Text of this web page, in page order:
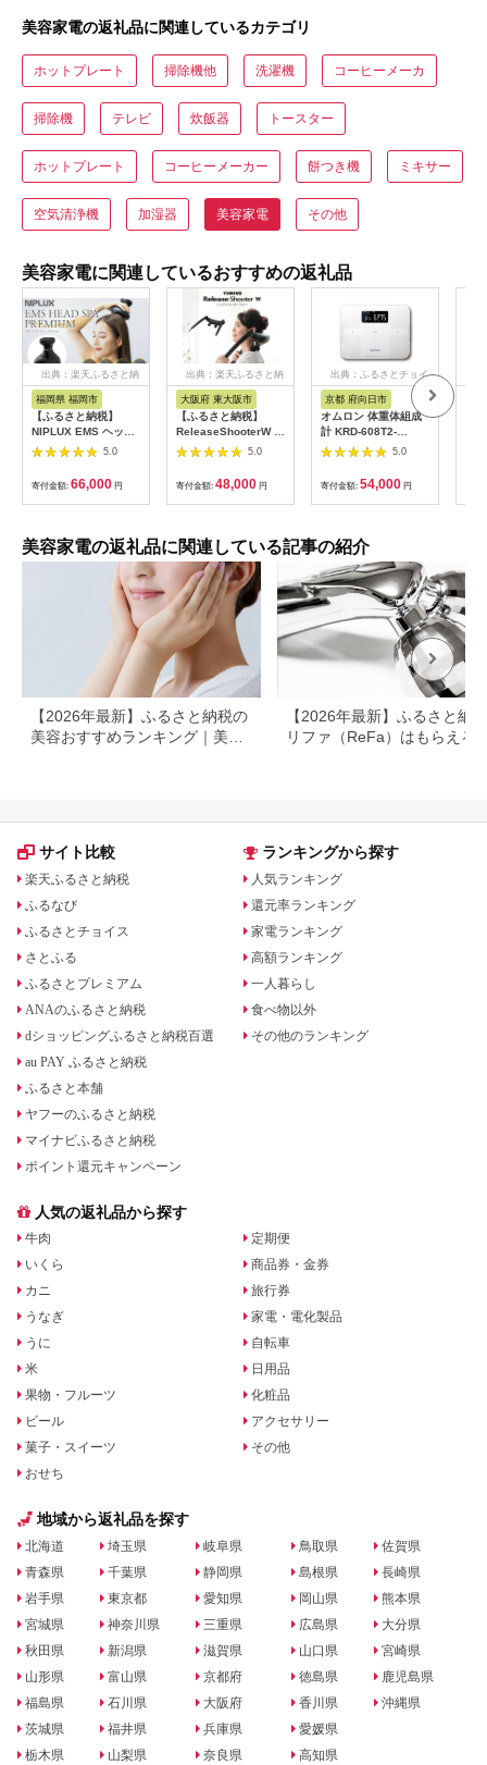
美容家電の返礼品に関連しているカテゴリ
ホットプレート 掃除機他 洗濯機 コーヒーメーカ
掃除機 テレビ 炊飯器 トースター
ホットプレート コーヒーメーカー 餅つき機 ミキサー
空気清浄機 加湿器 美容家電 その他
美容家電に関連しているおすすめの返礼品
出典：楽天ふるさと納
福岡県 福岡市
【ふるさと納税】
NIPLUX EMS ヘッ
ド・フェイシャルケア
PREMIUM NP-
EHSP23BK アタッチ
メント付 頭皮ケア 頭
スパ 美顔器 マッサー
ジ ボディケア リフト
ケア フェイスケア ス
カルプ ボディ 全身 防
水 美容 美容家電 福岡
5.0
寄付金額: 66,000 円
出典：楽天ふるさと納
大阪府 東大阪市
【ふるさと納税】
ReleaseShooterW ハ
ンディマッサージャー
MD-8020 - ダブルヘ
ッドで首、肩、腰をし
っかりマッサージ！簡
単操作と安全機能付き
ー 送料無料
5.0
寄付金額: 48,000 円
出典：ふるさとチョイ
京都 府向日市
オムロン 体重体組成
計 KRD-608T2-
W[№5223-0165]
5.0
寄付金額: 54,000 円
美容家電の返礼品に関連している記事の紹介
【2026年最新】ふるさと納税の
美容おすすめランキング｜美容
【2026年最新】ふるさと納
リファ（ReFa）はもらえる
サイト比較
楽天ふるさと納税
ふるなび
ふるさとチョイス
さとふる
ふるさとプレミアム
ANAのふるさと納税
dショッピングふるさと納税百選
au PAY ふるさと納税
ふるさと本舗
ヤフーのふるさと納税
マイナビふるさと納税
ポイント還元キャンペーン
ランキングから探す
人気ランキング
還元率ランキング
家電ランキング
高額ランキング
一人暮らし
食べ物以外
その他のランキング
人気の返礼品から探す
牛肉
いくら
カニ
うなぎ
うに
米
果物・フルーツ
ビール
菓子・スイーツ
おせち
定期便
商品券・金券
旅行券
家電・電化製品
自転車
日用品
化粧品
アクセサリー
その他
地域から返礼品を探す
北海道
青森県
岩手県
宮城県
秋田県
山形県
福島県
茨城県
栃木県
埼玉県
千葉県
東京都
神奈川県
新潟県
富山県
石川県
福井県
山梨県
岐阜県
静岡県
愛知県
三重県
滋賀県
京都府
大阪府
兵庫県
奈良県
鳥取県
島根県
岡山県
広島県
山口県
徳島県
香川県
愛媛県
高知県
佐賀県
長崎県
熊本県
大分県
宮崎県
鹿児島県
沖縄県